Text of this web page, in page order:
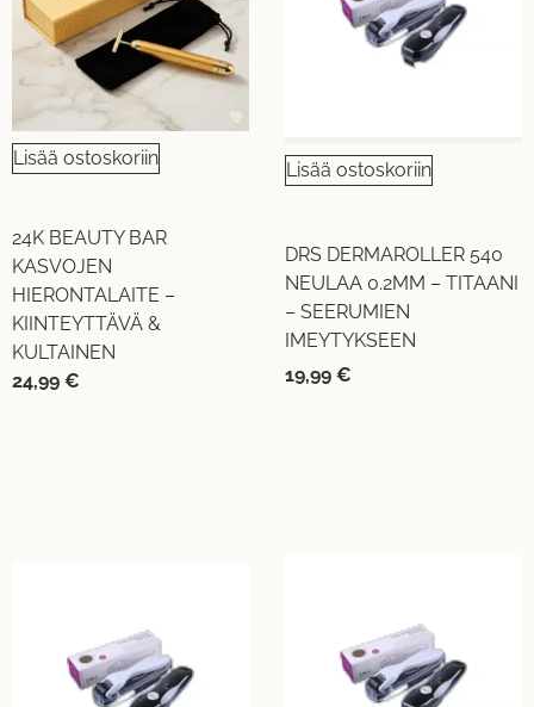
Lisää ostoskoriin
24K BEAUTY BAR
KASVOJEN
HIERONTALAITE –
KIINTEYTTÄVÄ &
KULTAINEN
24,99 €
Lisää ostoskoriin
DRS DERMAROLLER 540
NEULAA 0.2MM – TITAANI
– SEERUMIEN
IMEYTYKSEEN
19,99 €